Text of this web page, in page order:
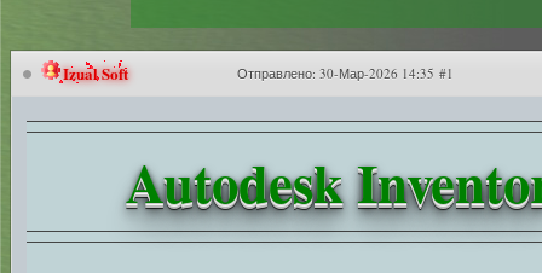
Izual Soft Отправлено: 30-Мар-2026 14:35 #1
Autodesk